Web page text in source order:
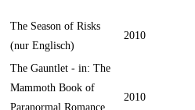
The Season of Risks
(nur Englisch)
2010
The Gauntlet - in: The
Mammoth Book of
Paranormal Romance
2010